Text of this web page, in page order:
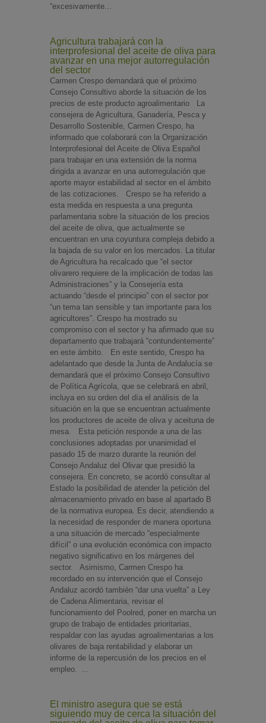
“excesivamente...
Agricultura trabajará con la
interprofesional del aceite de oliva para
avanzar en una mejor autorregulación
del sector
Carmen Crespo demandará que el próximo
Consejo Consultivo aborde la situación de los
precios de este producto agroalimentario La
consejera de Agricultura, Ganadería, Pesca y
Desarrollo Sostenible, Carmen Crespo, ha
informado que colaborará con la Organización
Interprofesional del Aceite de Oliva Español
para trabajar en una extensión de la norma
dirigida a avanzar en una autorregulación que
aporte mayor estabilidad al sector en el ámbito
de las cotizaciones. Crespo se ha referido a
esta medida en respuesta a una pregunta
parlamentaria sobre la situación de los precios
del aceite de oliva, que actualmente se
encuentran en una coyuntura compleja debido a
la bajada de su valor en los mercados. La titular
de Agricultura ha recalcado que “el sector
olivarero requiere de la implicación de todas las
Administraciones” y la Consejería esta
actuando “desde el principio” con el sector por
“un tema tan sensible y tan importante para los
agricultores”. Crespo ha mostrado su
compromiso con el sector y ha afirmado que su
departamento que trabajará “contundentemente”
en este ámbito. En este sentido, Crespo ha
adelantado que desde la Junta de Andalucía se
demandará que el próximo Consejo Consultivo
de Política Agrícola, que se celebrará en abril,
incluya en su orden del día el análisis de la
situación en la que se encuentran actualmente
los productores de aceite de oliva y aceituna de
mesa. Esta petición responde a una de las
conclusiones adoptadas por unanimidad el
pasado 15 de marzo durante la reunión del
Consejo Andaluz del Olivar que presidió la
consejera. En concreto, se acordó consultar al
Estado la posibilidad de atender la petición del
almacenamiento privado en base al apartado B
de la normativa europea. Es decir, atendiendo a
la necesidad de responder de manera oportuna
a una situación de mercado “especialmente
difícil” o una evolución económica con impacto
negativo significativo en los márgenes del
sector. Asimismo, Carmen Crespo ha
recordado en su intervención que el Consejo
Andaluz acordó también “dar una vuelta” a Ley
de Cadena Alimentaria, revisar el
funcionamiento del Poolred, poner en marcha un
grupo de trabajo de entidades prioritarias,
respaldar con las ayudas agroalimentarias a los
olivares de baja rentabilidad y elaborar un
informe de la repercusión de los precios en el
empleo. ...
El ministro asegura que se está
siguiendo muy de cerca la situación del